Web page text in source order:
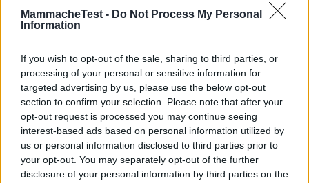
MammacheTest - Do Not Process My Personal
Information
If you wish to opt-out of the sale, sharing to third parties, or
processing of your personal or sensitive information for
targeted advertising by us, please use the below opt-out
section to confirm your selection. Please note that after your
opt-out request is processed you may continue seeing
interest-based ads based on personal information utilized by
us or personal information disclosed to third parties prior to
your opt-out. You may separately opt-out of the further
disclosure of your personal information by third parties on the
Scopri anche
Canzoni per Piccoli
Passi
FABA
16 Recensioni
Categoria:Giochi Elettronici e Interattivi